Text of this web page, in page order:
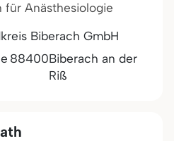
für Anästhesiologie
Biberach GmbH
88400Biberach an der
Riß